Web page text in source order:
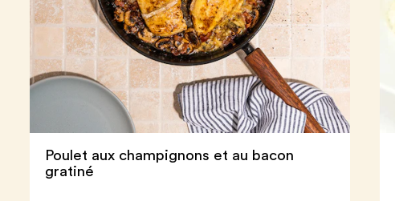
Poulet aux champignons et au bacon
gratiné